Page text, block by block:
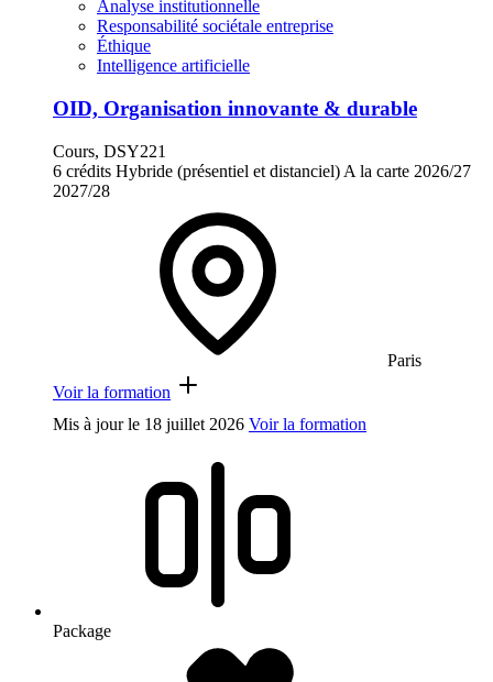
Analyse institutionnelle
Responsabilité sociétale entreprise
Éthique
Intelligence artificielle
OID, Organisation innovante & durable
Cours, DSY221
6 crédits Hybride (présentiel et distanciel) A la carte 2026/27
2027/28
Paris
Voir la formation
Mis à jour le 18 juillet 2026 Voir la formation
Package